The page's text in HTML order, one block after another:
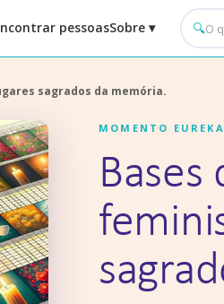
pessoasSobre ▾ 🔍
sagrados da memória.
MOMENTO EUREKA
Bases